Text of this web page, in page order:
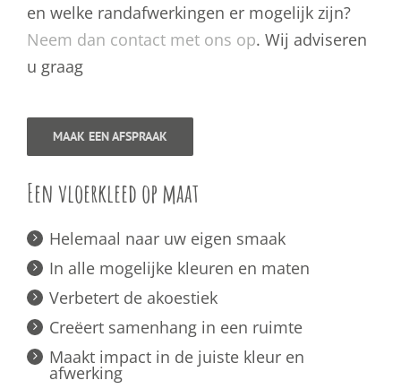
en welke randafwerkingen er mogelijk zijn?
Neem dan contact met ons op. Wij adviseren
u graag
MAAK EEN AFSPRAAK
Een vloerkleed op maat
Helemaal naar uw eigen smaak
In alle mogelijke kleuren en maten
Verbetert de akoestiek
Creëert samenhang in een ruimte
Maakt impact in de juiste kleur en
afwerking